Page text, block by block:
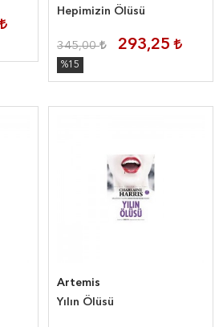
Hepimizin Ölüsü
345,00 293,25
%15
Artemis
Yılın Ölüsü